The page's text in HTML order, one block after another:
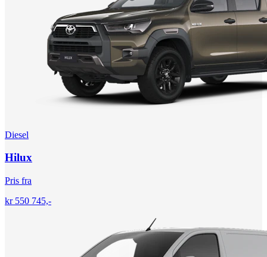
Diesel
Hilux
Pris fra
kr 550 745,-